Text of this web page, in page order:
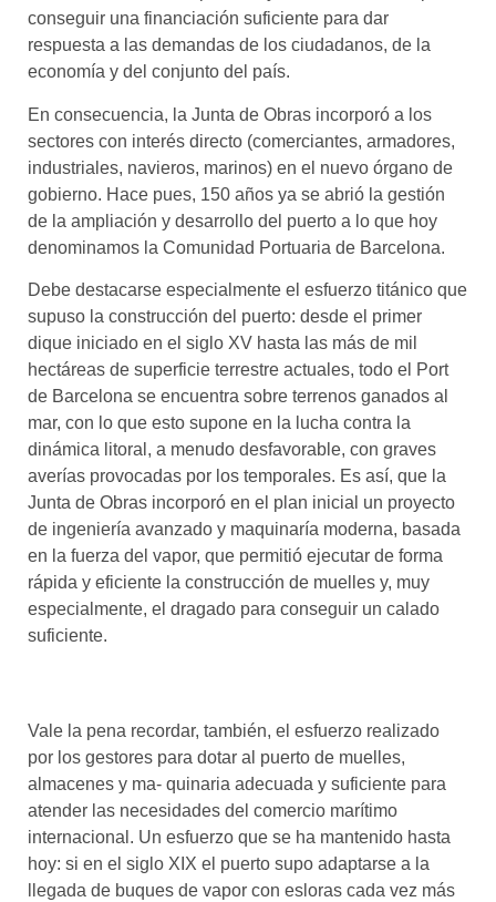
conseguir una financiación suficiente para dar
respuesta a las demandas de los ciudadanos, de la
economía y del conjunto del país.
En consecuencia, la Junta de Obras incorporó a los
sectores con interés directo (comerciantes, armadores,
industriales, navieros, marinos) en el nuevo órgano de
gobierno. Hace pues, 150 años ya se abrió la gestión
de la ampliación y desarrollo del puerto a lo que hoy
denominamos la Comunidad Portuaria de Barcelona.
Debe destacarse especialmente el esfuerzo titánico que
supuso la construcción del puerto: desde el primer
dique iniciado en el siglo XV hasta las más de mil
hectáreas de superficie terrestre actuales, todo el Port
de Barcelona se encuentra sobre terrenos ganados al
mar, con lo que esto supone en la lucha contra la
dinámica litoral, a menudo desfavorable, con graves
averías provocadas por los temporales. Es así, que la
Junta de Obras incorporó en el plan inicial un proyecto
de ingeniería avanzado y maquinaría moderna, basada
en la fuerza del vapor, que permitió ejecutar de forma
rápida y eficiente la construcción de muelles y, muy
especialmente, el dragado para conseguir un calado
suficiente.
Vale la pena recordar, también, el esfuerzo realizado
por los gestores para dotar al puerto de muelles,
almacenes y ma- quinaria adecuada y suficiente para
atender las necesidades del comercio marítimo
internacional. Un esfuerzo que se ha mantenido hasta
hoy: si en el siglo XIX el puerto supo adaptarse a la
llegada de buques de vapor con esloras cada vez más